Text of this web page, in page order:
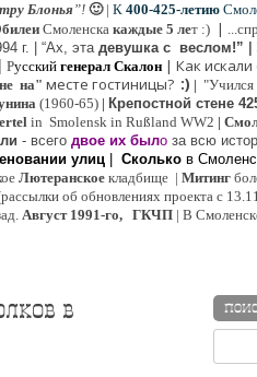
Блонья”! 🙂| К 400-425-летию
Смоленска каждые 5 лет :) | ...
г. “Ах, эта девушка с веслом!”
| Русский генерал Скалон | Как искали
не на" месте гостиницы? :) | "Учился
(1960-65) | Крепостной стене
in Smolensk in Rußland WW2 |
- всего двое их было за всю
улиц Сколько в
Лютерaнское кладбище | Митинг
об обновлениях проекта с
Август 1991-го, ГКЧП | В
в